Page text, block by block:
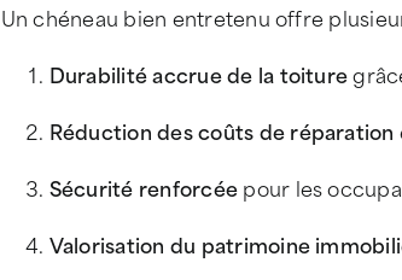
Un chéneau bien entretenu offre
Durabilité accrue de la toiture
Réduction des coûts de réparation
Sécurité renforcéepour les
Valorisation du patrimoine